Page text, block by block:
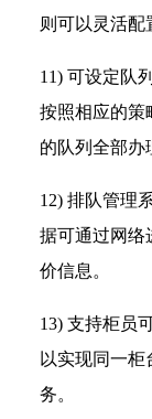
则可以灵活配
11) 可设定队
按照相应的策
的队列全部办
12) 排队管理
据可通过网络
价信息。
13) 支持柜员
以实现同一
务。